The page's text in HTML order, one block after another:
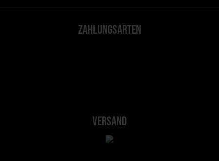
Zahlungsarten
Versand